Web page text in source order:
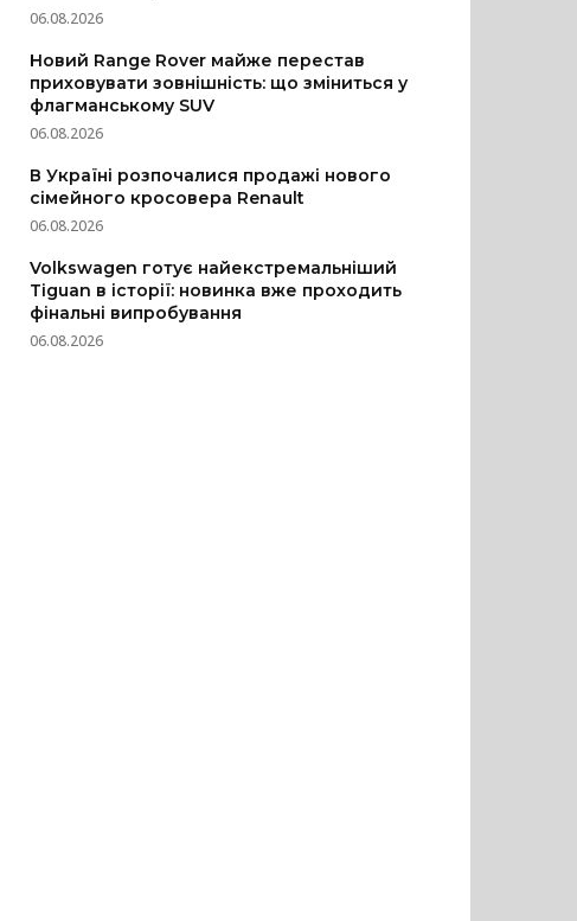
06.08.2026
Новий Range Rover майже перестав
приховувати зовнішність: що зміниться у
флагманському SUV
06.08.2026
В Україні розпочалися продажі нового
сімейного кросовера Renault
06.08.2026
Volkswagen готує найекстремальніший
Tiguan в історії: новинка вже проходить
фінальні випробування
06.08.2026